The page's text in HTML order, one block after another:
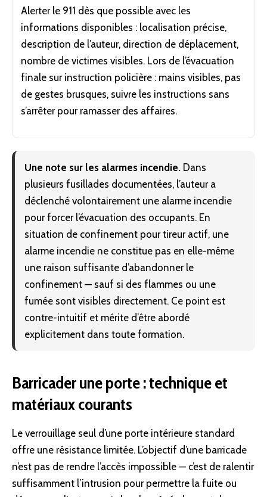
Alerter le 911 dès que possible avec les
informations disponibles : localisation précise,
description de l’auteur, direction de déplacement,
nombre de victimes visibles. Lors de l’évacuation
finale sur instruction policière : mains visibles, pas
de gestes brusques, suivre les instructions sans
s’arrêter pour ramasser des affaires.
Une note sur les alarmes incendie. Dans
plusieurs fusillades documentées, l’auteur a
déclenché volontairement une alarme incendie
pour forcer l’évacuation des occupants. En
situation de confinement pour tireur actif, une
alarme incendie ne constitue pas en elle-même
une raison suffisante d’abandonner le
confinement — sauf si des flammes ou une
fumée sont visibles directement. Ce point est
contre-intuitif et mérite d’être abordé
explicitement dans toute formation.
Barricader une porte : technique et
matériaux courants
Le verrouillage seul d’une porte intérieure standard
offre une résistance limitée. L’objectif d’une barricade
n’est pas de rendre l’accès impossible — c’est de ralentir
suffisamment l’intrusion pour permettre la fuite ou